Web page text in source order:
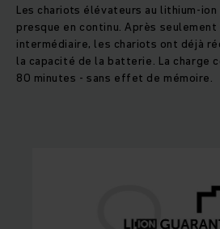
Les chariots élévateurs au lithium-
presque en continu. Après
intermédiaire, les chariots ont déjà
la capacité de la batterie. La charge
80 minutes - sans effet de mémoire.